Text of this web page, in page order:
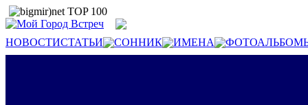
НОВОСТИСТАТЬИ СОННИК ИМЕНА